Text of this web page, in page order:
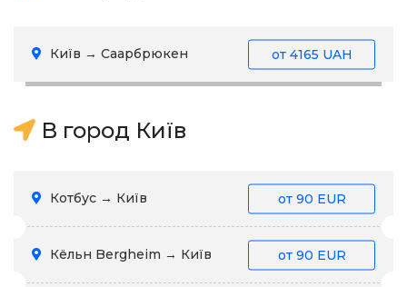
Київ → Саарбрюкен от 4165 UAH
В город Київ
Котбус → Київ от 90 EUR
Кёльн Bergheim → Київ от 90 EUR